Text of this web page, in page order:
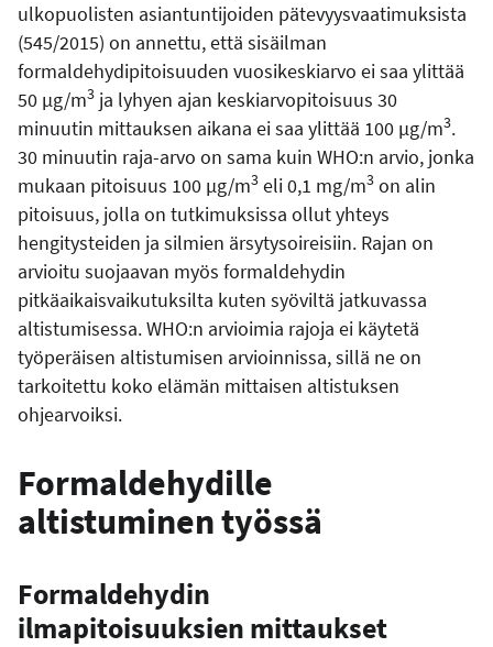
ulkopuolisten asiantuntijoiden pätevyysvaatimuksista
(545/2015) on annettu, että sisäilman
formaldehydipitoisuuden vuosikeskiarvo ei saa ylittää
50 μg/m3 ja lyhyen ajan keskiarvopitoisuus 30
minuutin mittauksen aikana ei saa ylittää 100 μg/m3.
30 minuutin raja-arvo on sama kuin WHO:n arvio, jonka
mukaan pitoisuus 100 µg/m3 eli 0,1 mg/m3 on alin
pitoisuus, jolla on tutkimuksissa ollut yhteys
hengitysteiden ja silmien ärsytysoireisiin. Rajan on
arvioitu suojaavan myös formaldehydin
pitkäaikaisvaikutuksilta kuten syöviltä jatkuvassa
altistumisessa. WHO:n arvioimia rajoja ei käytetä
työperäisen altistumisen arvioinnissa, sillä ne on
tarkoitettu koko elämän mittaisen altistuksen
ohjearvoiksi.
Formaldehydille
altistuminen työssä
Formaldehydin
ilmapitoisuuksien mittaukset